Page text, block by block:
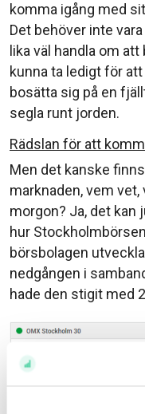
komma igång med
Det behöver inte
lika väl handla om
kunna ta ledigt för
bosätta sig på en
segla runt jorden.
Rädslan för att
Men det kanske
marknaden, vem
morgon? Ja, det kan
hur
börsbolagen
nedgången i
hade den stigit med